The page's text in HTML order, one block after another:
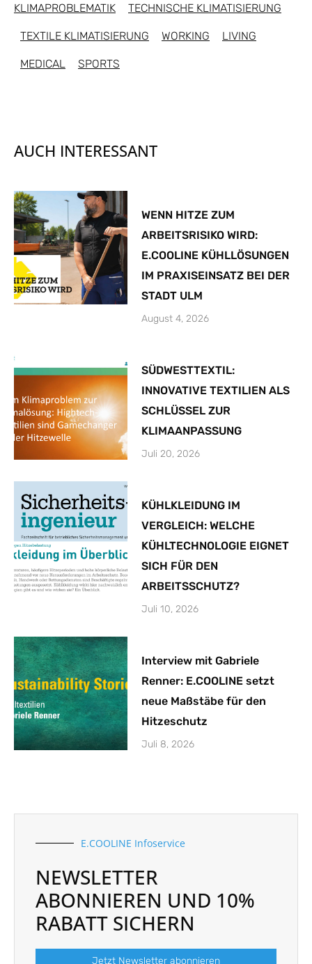
KLIMAPROBLEMATIK TECHNISCHE KLIMATISIERUNG
TEXTILE KLIMATISIERUNG WORKING LIVING
MEDICAL SPORTS
AUCH INTERESSANT
WENN HITZE ZUM
ARBEITSRISIKO WIRD:
E.COOLINE KÜHLLÖSUNGEN
IM PRAXISEINSATZ BEI DER
STADT ULM
August 4, 2026
SÜDWESTTEXTIL:
INNOVATIVE TEXTILIEN ALS
SCHLÜSSEL ZUR
KLIMAANPASSUNG
Juli 20, 2026
KÜHLKLEIDUNG IM
VERGLEICH: WELCHE
KÜHLTECHNOLOGIE EIGNET
SICH FÜR DEN
ARBEITSSCHUTZ?
Juli 10, 2026
Interview mit Gabriele
Renner: E.COOLINE setzt
neue Maßstäbe für den
Hitzeschutz
Juli 8, 2026
E.COOLINE Infoservice
NEWSLETTER
ABONNIEREN UND 10%
RABATT SICHERN
Jetzt Newsletter abonnieren